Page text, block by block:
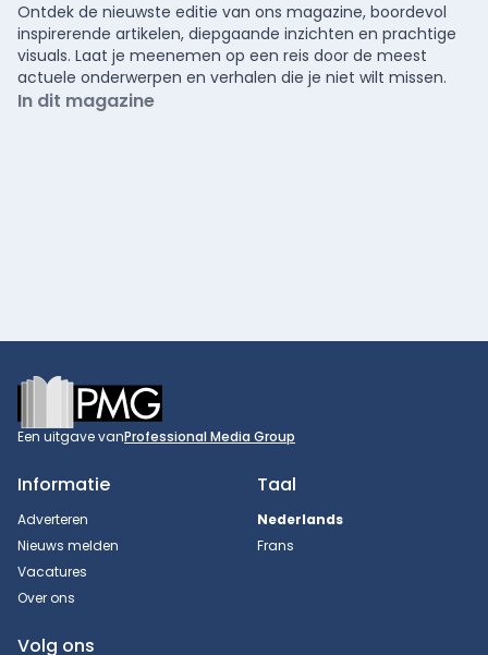
Ontdek de nieuwste editie van ons magazine, boordevol
inspirerende artikelen, diepgaande inzichten en prachtige
visuals. Laat je meenemen op een reis door de meest
actuele onderwerpen en verhalen die je niet wilt missen.
In dit magazine
Footer
Een uitgave vanProfessional Media Group
Informatie
Adverteren
Nieuws melden
Vacatures
Over ons
Taal
Nederlands
Frans
Volg ons